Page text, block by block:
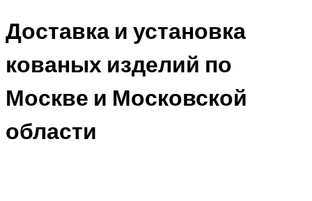
Доставка и установка
кованых изделий по
Москве и Московской
области